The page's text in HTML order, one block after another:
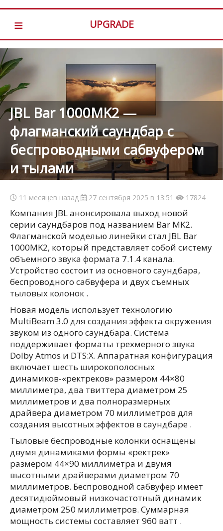
≡ UPGRADE
JBL Bar 1000MK2 —
флагманский саундбар с
беспроводными сабвуфером
и тылами
11 месяцев назад 27 сентября 2025 в 13:51 17824
Компания JBL анонсировала выход новой
серии саундбаров под названием Bar MK2.
Флагманской моделью линейки стал JBL Bar
1000MK2, который представляет собой систему
объемного звука формата 7.1.4 канала.
Устройство состоит из основного саундбара,
беспроводного сабвуфера и двух съемных
тыловых колонок .
Новая модель использует технологию
MultiBeam 3.0 для создания эффекта окружения
звуком из одного саундбара. Система
поддерживает форматы трехмерного звука
Dolby Atmos и DTS:X. Аппаратная конфигурация
включает шесть широкополосных
динамиков-«ректреков» размером 44×80
миллиметра, два твиттера диаметром 25
миллиметров и два полноразмерных
драйвера диаметром 70 миллиметров для
создания высотных эффектов в саундбаре .
Тыловые беспроводные колонки оснащены
двумя динамиками формы «ректрек»
размером 44×90 миллиметра и двумя
высотными драйверами диаметром 70
миллиметров. Беспроводной сабвуфер имеет
десятидюймовый низкочастотный динамик
диаметром 250 миллиметров. Суммарная
мощность системы составляет 960 ватт .